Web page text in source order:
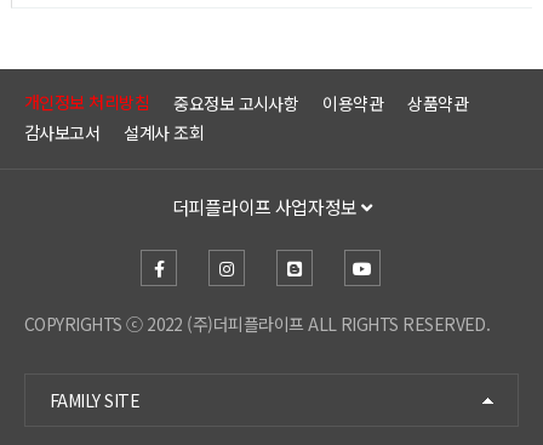
개인정보 처리방침 중요정보 고시사항 이용약관
상품약관
감사보고서
설계사 조회
더피플라이프 사업자정보
COPYRIGHTS ⓒ 2022 (주)더피플라이프 ALL RIGHTS RESERVED.
FAMILY SITE